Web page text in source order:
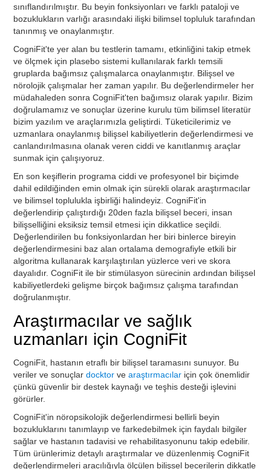
sınıflandırılmıştır. Bu beyin fonksiyonları ve farklı pataloji ve
bozuklukların varlığı arasındaki ilişki bilimsel topluluk tarafından
tanınmış ve onaylanmıştır.
CogniFit'te yer alan bu testlerin tamamı, etkinliğini takip etmek
ve ölçmek için plasebo sistemi kullanılarak farklı temsili
gruplarda bağımsız çalışmalarca onaylanmıştır. Bilişsel ve
nörolojik çalışmalar her zaman yapılır. Bu değerlendirmeler her
müdahaleden sonra CogniFit'ten bağımsız olarak yapılır. Bizim
doğrulamamız ve sonuçlar üzerine kurulu tüm bilimsel literatür
bizim yazılım ve araçlarımızla geliştirdi. Tüketicilerimiz ve
uzmanlara onaylanmış bilişsel kabiliyetlerin değerlendirmesi ve
canlandırılmasına olanak veren ciddi ve kanıtlanmış araçlar
sunmak için çalışıyoruz.
En son keşiflerin programa ciddi ve profesyonel bir biçimde
dahil edildiğinden emin olmak için sürekli olarak araştırmacılar
ve bilimsel toplulukla işbirliği halindeyiz. CogniFit'in
değerlendirip çalıştırdığı 20den fazla bilişsel beceri, insan
bilişselliğini eksiksiz temsil etmesi için dikkatlice seçildi.
Değerlendirilen bu fonksiyonlardan her biri binlerce bireyin
değerlendirmesini baz alan ortalama demografiyle etkili bir
algoritma kullanarak karşılaştırılan yüzlerce veri ve skora
dayalıdır. CogniFit ile bir stimülasyon sürecinin ardından bilişsel
kabiliyetlerdeki gelişme birçok bağımsız çalışma tarafından
doğrulanmıştır.
Araştırmacılar ve sağlık
uzmanları için CogniFit
CogniFit, hastanın etraflı bir bilişsel taramasını sunuyor. Bu
veriler ve sonuçlardocktor vearaştırmacılar için çok önemlidir
çünkü güvenlir bir destek kaynağı ve teşhis desteği işlevini
görürler.
CogniFit'in nöropsikolojik değerlendirmesi bellirli beyin
bozukluklarını tanımlayıp ve farkedebilmek için faydalı bilgiler
sağlar ve hastanın tadavisi ve rehabilitasyonunu takip edebilir.
Tüm ürünlerimiz detaylı araştırmalar ve düzenlenmiş CogniFit
değerlendirmeleri aracılığıyla ölçülen bilişsel becerilerin dikkatle